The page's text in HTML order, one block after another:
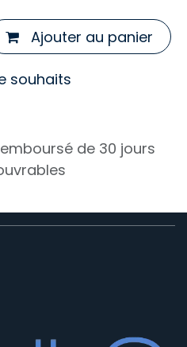
Ajouter au panier
souhaits
de 30 jours